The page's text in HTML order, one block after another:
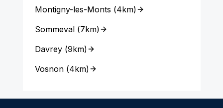
Montigny-les-Monts (4km)
Sommeval(7km)
Davrey(9km)
Vosnon(4km)